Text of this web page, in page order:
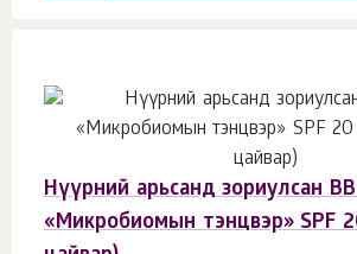
Нүүрний арьсанд зориулсан
«Микробиомын тэнцвэр» SPF